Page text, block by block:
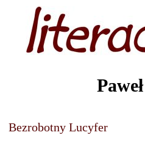
Bezrobotny Lucyfer